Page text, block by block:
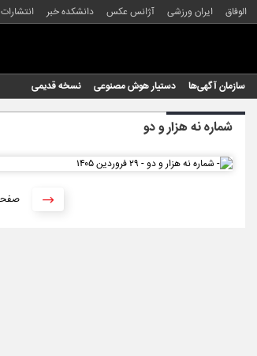
الوفاق ایران ورزشی آژانس عکس دانشکده خبر انتشارات
سازمان آگهی‌ها دستیار هوش مصنوعی نسخه قدیمی
شماره نه هزار و دو